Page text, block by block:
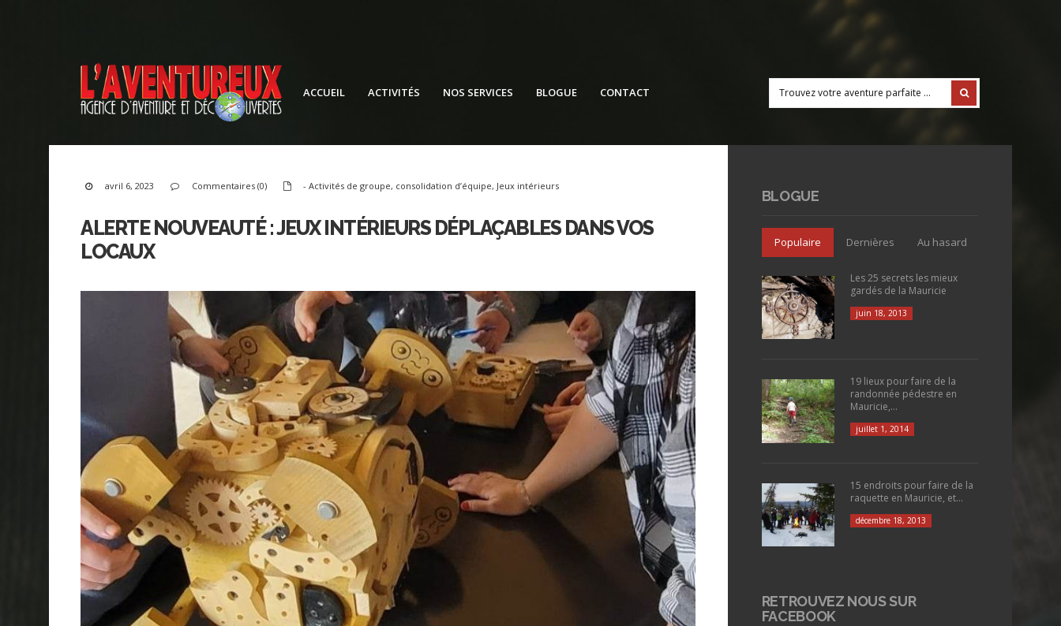
ACCUEIL ACTIVITÉS NOS SERVICES BLOGUE CONTACT
avril 6, 2023 Commentaires (0) - Activités de groupe, consolidation d’équipe, Jeux intérieurs
ALERTE NOUVEAUTÉ : JEUX INTÉRIEURS DÉPLAÇABLES DANS VOS
LOCAUX
BLOGUE
Populaire Dernières Au hasard
Les 25 secrets les mieux
gardés de la Mauricie
juin 18, 2013
19 lieux pour faire de la
randonnée pédestre en
Mauricie,...
juillet 1, 2014
15 endroits pour faire de la
raquette en Mauricie, et...
décembre 18, 2013
RETROUVEZ NOUS SUR
FACEBOOK